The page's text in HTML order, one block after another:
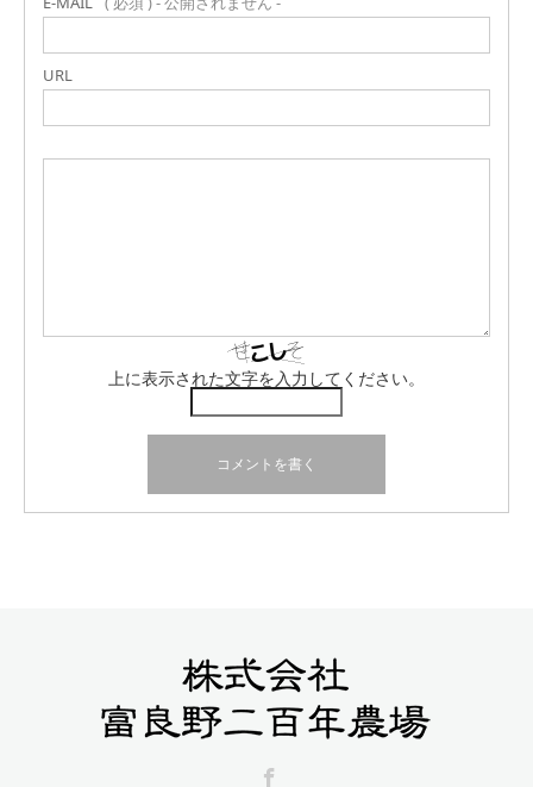
URL
上に表示された文字を入力してください。